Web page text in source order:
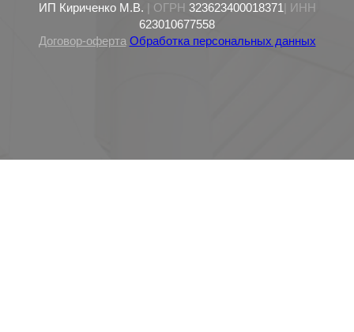
ИП Кириченко М.В. | ОГРН 323623400018371| ИНН
623010677558
Договор-оферта Обработка персональных данных